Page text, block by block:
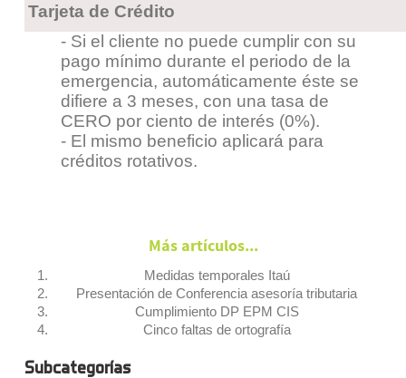
Tarjeta de Crédito
- Si el cliente no puede cumplir con su
pago mínimo durante el periodo de la
emergencia, automáticamente éste se
difiere a 3 meses, con una tasa de
CERO por ciento de interés (0%).
- El mismo beneficio aplicará para
créditos rotativos.
Más artículos...
Medidas temporales Itaú
Presentación de Conferencia asesoría tributaria
Cumplimiento DP EPM CIS
Cinco faltas de ortografía
Subcategorías